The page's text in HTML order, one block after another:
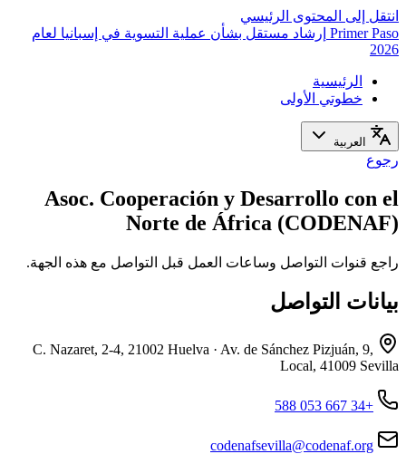
انتقل إلى المحتوى الرئيسي
Primer Paso إرشاد مستقل بشأن عملية التسوية في إسبانيا لعام
2026
الرئيسية
خطوتي الأولى
العربية
رجوع
Asoc. Cooperación y Desarrollo con el
Norte de África (CODENAF)
راجع قنوات التواصل وساعات العمل قبل التواصل مع هذه الجهة.
بيانات التواصل
C. Nazaret, 2-4, 21002 Huelva · Av. de Sánchez Pizjuán, 9,
Local, 41009 Sevilla
+34 667 053 588
codenafsevilla@codenaf.org